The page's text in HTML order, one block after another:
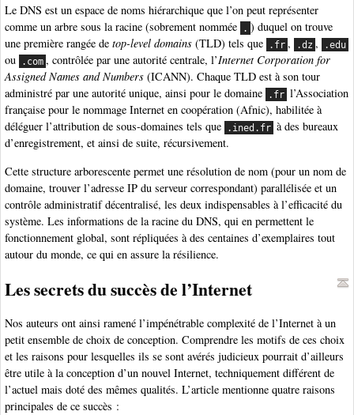
Le DNS est un espace de noms hiérarchique que l’on peut représenter
comme un arbre sous la racine (sobrement nommée
. ) duquel on trouve
une première rangée de top-level domains (TLD) tels que .fr , .dz , .edu
ou .com , contrôlée par une autorité centrale, l’Internet Corporation for
Assigned Names and Numbers (ICANN). Chaque TLD est à son tour
administré par une autorité unique, ainsi pour le domaine
.fr l’Association
française pour le nommage Internet en coopération (Afnic), habilitée à
déléguer l’attribution de sous-domaines tels que
.ined.fr à des bureaux
d’enregistrement, et ainsi de suite, récursivement.
Cette structure arborescente permet une résolution de nom (pour un nom de
domaine, trouver l’adresse IP du serveur correspondant) parallélisée et un
contrôle administratif décentralisé, les deux indispensables à l’efficacité du
système. Les informations de la racine du DNS, qui en permettent le
fonctionnement global, sont répliquées à des centaines d’exemplaires tout
autour du monde, ce qui en assure la résilience.
Les secrets du succès de l’Internet
Nos auteurs ont ainsi ramené l’impénétrable complexité de l’Internet à un
petit ensemble de choix de conception. Comprendre les motifs de ces choix
et les raisons pour lesquelles ils se sont avérés judicieux pourrait d’ailleurs
être utile à la conception d’un nouvel Internet, techniquement différent de
l’actuel mais doté des mêmes qualités. L’article mentionne quatre raisons
principales de ce succès :